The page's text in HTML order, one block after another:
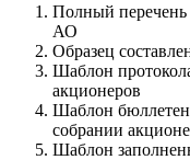
Полный перечень
АО
Образец
Шаблон
акционеров
Шаблон
собрании
Шаблон